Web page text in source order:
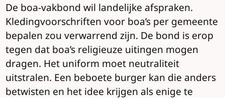
De boa-vakbond wil landelijke afspraken.
Kledingvoorschriften voor boa’s per gemeente
bepalen zou verwarrend zijn. De bond is erop
tegen dat boa’s religieuze uitingen mogen
dragen. Het uniform moet neutraliteit
uitstralen. Een beboete burger kan die anders
betwisten en het idee krijgen als enige te